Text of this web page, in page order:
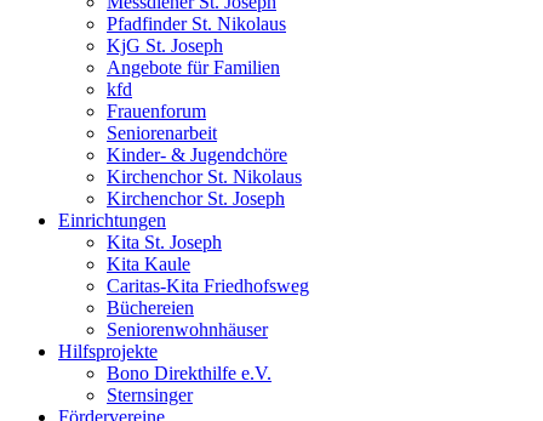
Pfadfinder St. Nikolaus
KjG St. Joseph
Angebote für Familien
kfd
Frauenforum
Seniorenarbeit
Kinder- & Jugendchöre
Kirchenchor St. Nikolaus
Kirchenchor St. Joseph
Einrichtungen
Kita St. Joseph
Kita Kaule
Caritas-Kita Friedhofsweg
Büchereien
Seniorenwohnhäuser
Hilfsprojekte
Bono Direkthilfe e.V.
Sternsinger
Fördervereine